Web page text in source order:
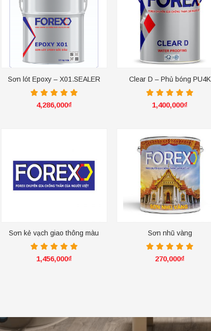
Sơn lót Epoxy – X01.SEALER
4,286,000₫
Clear D – Phủ bóng PU4K
1,400,000₫
Sơn kẻ vạch giao thông màu
đỏ GT55
1,456,000₫
Sơn nhũ vàng
270,000₫